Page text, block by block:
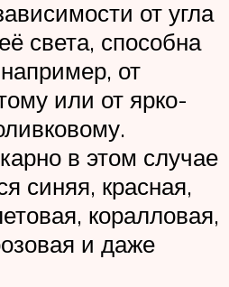
от угла
света, способна
от
или от ярко-
в этом случае
синяя, красная,
коралловая,
и даже